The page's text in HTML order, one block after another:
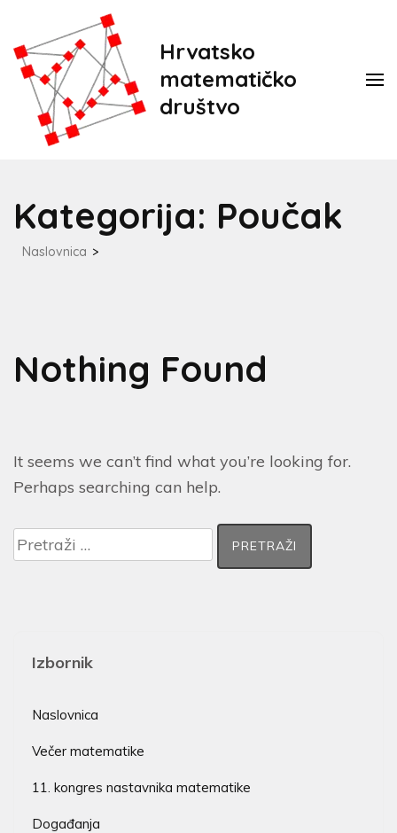
Hrvatsko
matematičko
društvo
Kategorija: Poučak
Naslovnica >
Nothing Found
It seems we can’t find what you’re looking for.
Perhaps searching can help.
Izbornik
Naslovnica
Večer matematike
11. kongres nastavnika matematike
Događanja